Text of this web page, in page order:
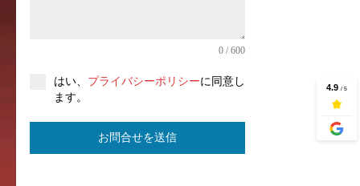
0 / 600
はい、 プライバシーポリシーに同意し
ます。
お問合せを送信